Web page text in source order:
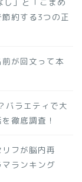
約する3つの正
前が回文って本
バラエティで大
徹底調査！
フが脳内再
ランキング